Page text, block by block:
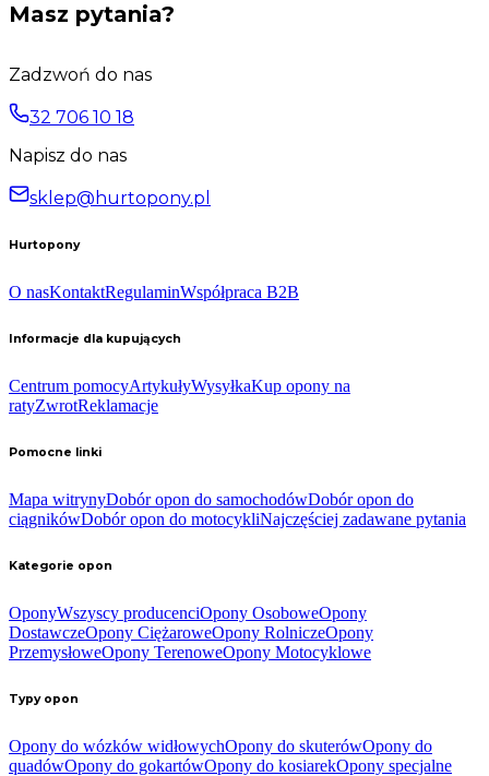
Masz pytania?
Zadzwoń do nas
32 706 10 18
Napisz do nas
sklep@hurtopony.pl
Hurtopony
O nasKontaktRegulaminWspółpraca B2B
Informacje dla kupujących
Centrum pomocyArtykułyWysyłkaKup opony na
ratyZwrotReklamacje
Pomocne linki
Mapa witrynyDobór opon do samochodówDobór opon do
ciągnikówDobór opon do motocykliNajczęściej zadawane pytania
Kategorie opon
OponyWszyscy producenciOpony OsoboweOpony
DostawczeOpony CiężaroweOpony RolniczeOpony
PrzemysłoweOpony TerenoweOpony Motocyklowe
Typy opon
Opony do wózków widłowychOpony do skuterówOpony do
quadówOpony do gokartówOpony do kosiarekOpony specjalne